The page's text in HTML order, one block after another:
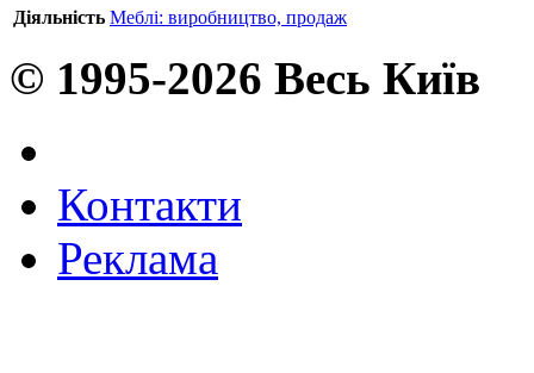
Діяльність Меблі: виробництво, продаж
© 1995-2026 Весь Київ
Контакти
Реклама